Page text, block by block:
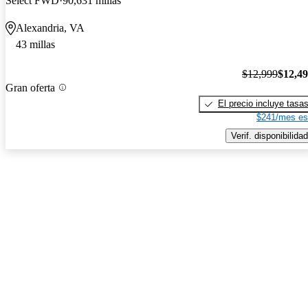
Alexandria, VA
43 millas
Gran oferta
$12,999
El precio incluye tasas
$241/mes
Verif. disponibilidad